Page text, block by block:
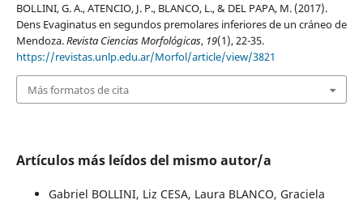
BOLLINI, G. A., ATENCIO, J. P., BLANCO, L., & DEL PAPA, M. (2017).
Dens Evaginatus en segundos premolares inferiores de un cráneo de
Mendoza.Revista Ciencias Morfológicas, 19(1), 22-35.
https://revistas.unlp.edu.ar/Morfol/article/view/3821
Más formatos de cita
Artículos más leídos del mismo autor/a
Gabriel BOLLINI, Liz CESA, Laura BLANCO, Graciela